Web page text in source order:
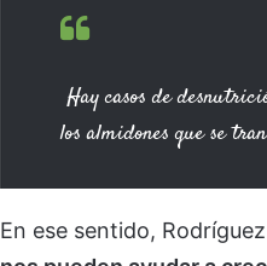
Hay casos de
los almidones que se
En ese sentido,